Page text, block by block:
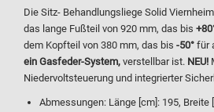
Die Sitz- Behandlungsliege Solid
das lange Fußteil von 920 mm, das bis
dem Kopfteil von 380 mm, das bis -50° für
ein Gasfeder-System, verstellbar ist. NEU!
Niedervoltsteuerung und integrierter
Abmessungen: Länge [cm]: 195, Breite